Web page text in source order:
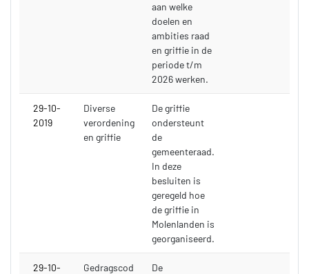
aan welke
doelen en
ambities raad
en griffie in de
periode t/m
2026 werken.
29-10-
2019
Diverse
verordening
en griffie
De griffie
ondersteunt
de
gemeenteraad.
In deze
besluiten is
geregeld hoe
de griffie in
Molenlanden is
georganiseerd.
29-10-
Gedragscod
De